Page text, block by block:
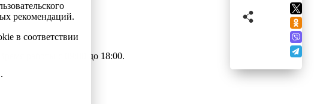
рекомендаций.
в соответствии
.
работы с 09:00 до 18:00.